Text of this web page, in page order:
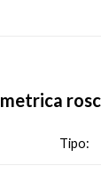
Tipo: